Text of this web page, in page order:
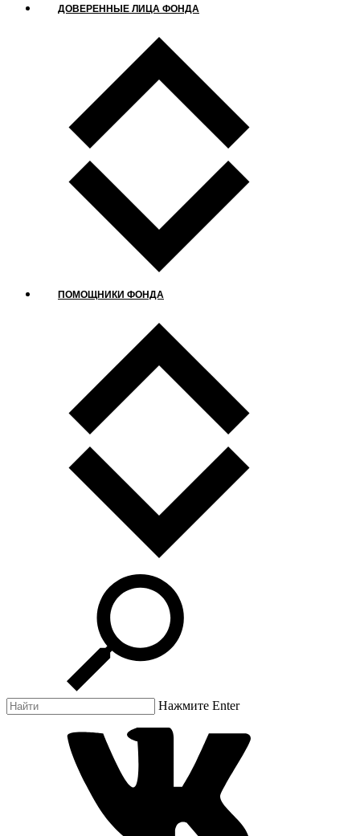
ДОВЕРЕННЫЕ ЛИЦА ФОНДА
ПОМОЩНИКИ ФОНДА
Нажмите Enter